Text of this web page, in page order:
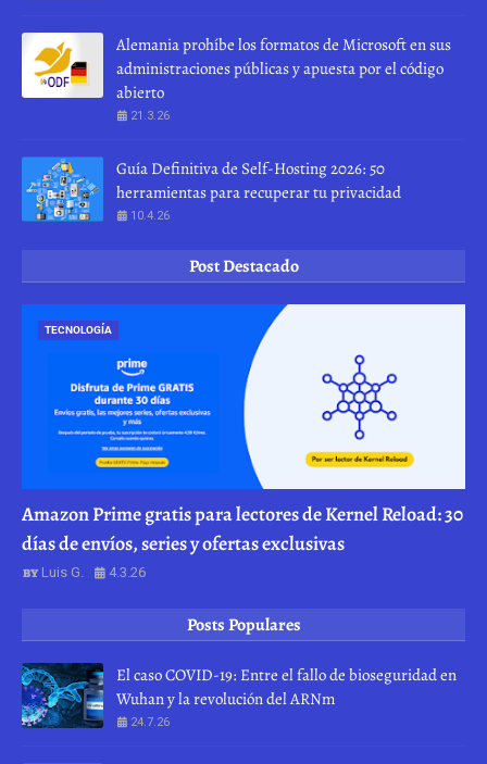
Alemania prohíbe los formatos de Microsoft en sus
administraciones públicas y apuesta por el código
abierto
21.3.26
Guía Definitiva de Self-Hosting 2026: 50
herramientas para recuperar tu privacidad
10.4.26
Post Destacado
TECNOLOGÍA
Amazon Prime gratis para lectores de Kernel Reload: 30
días de envíos, series y ofertas exclusivas
Luis G. 4.3.26
Posts Populares
El caso COVID-19: Entre el fallo de bioseguridad en
Wuhan y la revolución del ARNm
24.7.26